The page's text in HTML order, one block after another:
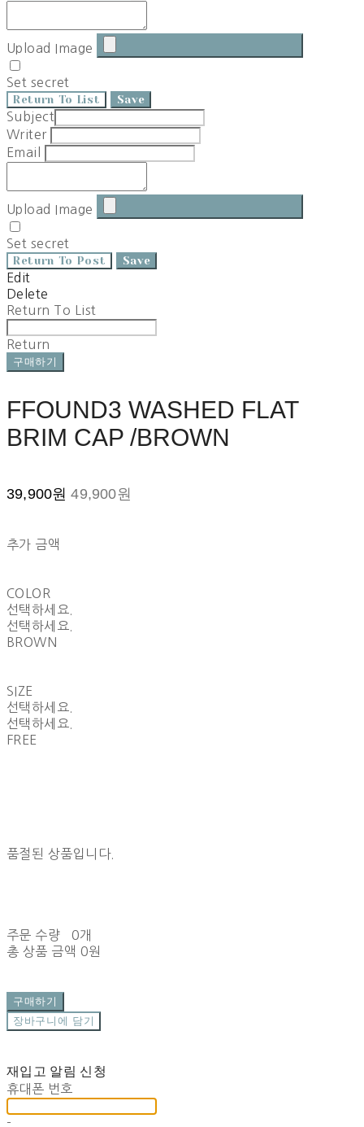
Upload Image
Set secret
Return To List Save
Subject
Writer
Email
Upload Image
Set secret
Return To Post Save
Edit
Delete
Return To List
Return
구매하기
FFOUND3 WASHED FLAT
BRIM CAP /BROWN
39,900원49,900원
추가 금액
COLOR
선택하세요.
선택하세요.
BROWN
SIZE
선택하세요.
선택하세요.
FREE
품절된 상품입니다.
주문 수량
0개
총 상품 금액 0원
구매하기
장바구니에 담기
재입고 알림 신청
휴대폰 번호
-